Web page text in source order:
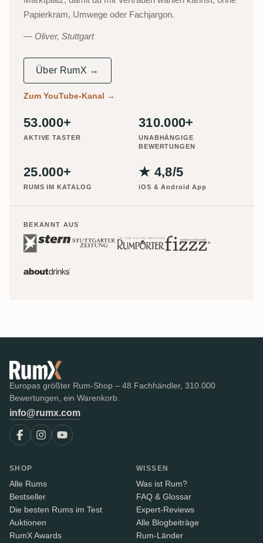
Papierkram, Umwege oder Fachjargon.
Oliver, Stuttgart
Über RumX →
Zum YouTube-Kanal →
53.000+
AKTIVE TASTER
310.000+
UNABHÄNGIGE
BEWERTUNGEN
25.000+
RUMS IM KATALOG
★ 4,8/5
iOS & Android App
BEKANNT AUS
Europas größter Rum-Shop – 48 Fachhändler, 310.000
Bewertungen, ein Warenkorb.
info@rumx.com
SHOP
Alle Rums
Bestseller
Die besten Rums im Test
Auktionen
RumX Awards
WISSEN
Was ist Rum?
FAQ & Glossar
Expert-Reviews
Alle Blogbeiträge
Rum-Länder